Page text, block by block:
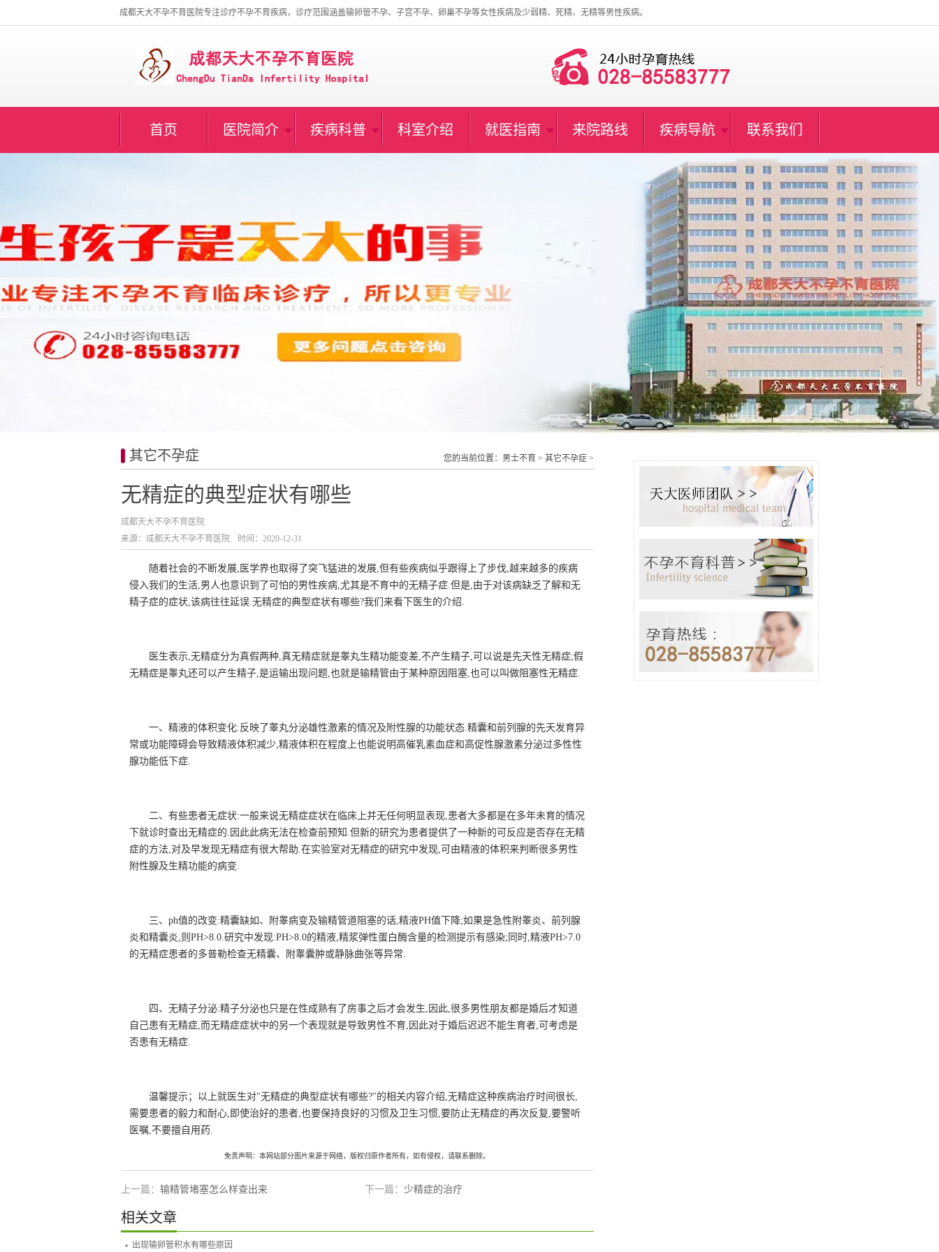
成都天大不孕不育医院专注诊疗不孕不育疾病，诊疗范围涵盖输卵管不孕、子宫不孕、卵巢不孕等女性疾病及少弱精、死精、无精等男性疾病。
首页 医院简介 疾病科普 科室介绍 就医指南 来院路线 疾病导航 联系我们
其它不孕症 您的当前位置： 男士不育 > 其它不孕症>
无精症的典型症状有哪些
成都天大不孕不育医院
来源：成都天大不孕不育医院
时间：2020-12-31
随着社会的不断发展,医学界也取得了突飞猛进的发展,但有些疾病似乎跟得上了步伐,越来越多的疾病
侵入我们的生活,男人也意识到了可怕的男性疾病,尤其是不育中的无精子症.但是,由于对该病缺乏了解和无
精子症的症状,该病往往延误.无精症的典型症状有哪些?我们来看下医生的介绍.
医生表示,无精症分为真假两种,真无精症就是睾丸生精功能变差,不产生精子,可以说是先天性无精症;假
无精症是睾丸还可以产生精子,是运输出现问题,也就是输精管由于某种原因阻塞,也可以叫做阻塞性无精症.
一、精液的体积变化:反映了睾丸分泌雄性激素的情况及附性腺的功能状态.精囊和前列腺的先天发育异
常或功能障碍会导致精液体积减少,精液体积在程度上也能说明高催乳素血症和高促性腺激素分泌过多性性
腺功能低下症.
二、有些患者无症状:一般来说无精症症状在临床上并无任何明显表现,患者大多都是在多年未育的情况
下就诊时查出无精症的.因此此病无法在检查前预知.但新的研究为患者提供了一种新的可反应是否存在无精
症的方法,对及早发现无精症有很大帮助.在实验室对无精症的研究中发现,可由精液的体积来判断很多男性
附性腺及生精功能的病变.
三、ph值的改变:精囊缺如、附睾病变及输精管道阻塞的话,精液PH值下降;如果是急性附睾炎、前列腺
炎和精囊炎,则PH>8.0.研究中发现:PH>8.0的精液,精浆弹性蛋白酶含量的检测提示有感染;同时,精液PH>7.0
的无精症患者的多普勒检查无精囊、附睾囊肿或静脉曲张等异常.
四、无精子分泌:精子分泌也只是在性成熟有了房事之后才会发生,因此,很多男性朋友都是婚后才知道
自己患有无精症,而无精症症状中的另一个表现就是导致男性不育,因此对于婚后迟迟不能生育者,可考虑是
否患有无精症.
温馨提示；以上就医生对"无精症的典型症状有哪些?"的相关内容介绍,无精症这种疾病治疗时间很长,
需要患者的毅力和耐心,即使治好的患者,也要保持良好的习惯及卫生习惯,要防止无精症的再次反复,要警听
医嘱,不要擅自用药.
免责声明：本网站部分图片来源于网络，版权归原作者所有，如有侵权，请联系删除。
上一篇： 输精管堵塞怎么样查出来 下一篇： 少精症的治疗
相关文章
出现输卵管积水有哪些原因